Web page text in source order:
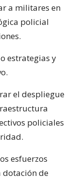
a militares en
policial
estrategias y
el despliegue
policiales
esfuerzos
dotación de